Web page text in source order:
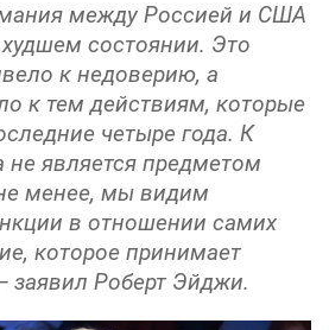
между Россией и США
состоянии. Это
к недоверию, а
к тем действиям, которые
четыре года. К
не является предметом
менее, мы видим
в отношении самих
которое принимает
заявил Роберт Эйджи.